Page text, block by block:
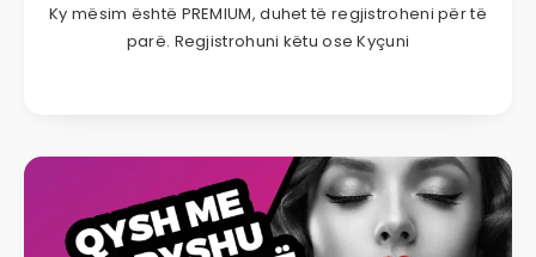
Ky mësim është PREMIUM, duhet të regjistroheni për të
parë. Regjistrohuni këtu ose Kyçuni